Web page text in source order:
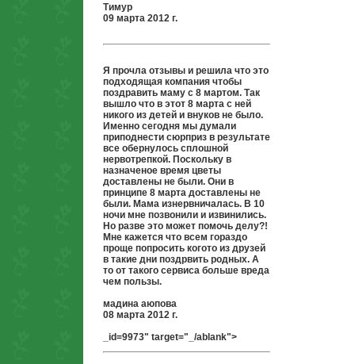
Тимур
09 марта 2012 г.
Я прочла отзывы и решила что это
подходящая компания чтобы
поздравить маму с 8 мартом. Так
вышло что в этот 8 марта с ней
никого из детей и внуков не было.
Именно сегодня мы думали
приподнести сюрприз в результате
все обернулось сплошной
нервотрепкой. Поскольку в
назначеное время цветы
доставлены не были. Они в
принципе 8 марта доставлены не
были. Мама изнервничалась. В 10
ночи мне позвонили и извинились.
Но разве это может помочь делу?!
Мне кажется что всем гораздо
проще попросить когото из друзей
в такие дни поздрвить родных. А
то от такого сервиса больше вреда
чем пользы.
мадина аюпова
08 марта 2012 г.
_id=9973" target="_/ablank">